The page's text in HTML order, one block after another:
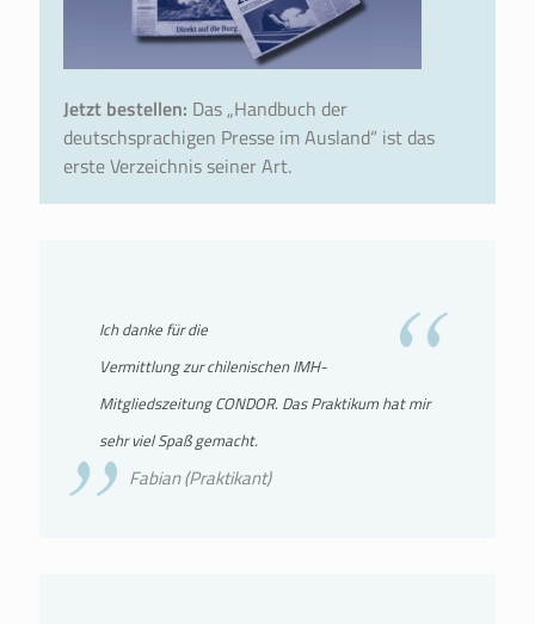
Jetzt bestellen: Das „Handbuch der
deutschsprachigen Presse im Ausland“ ist das
erste Verzeichnis seiner Art.
Ich danke für die
Vermittlung zur chilenischen IMH-
Mitgliedszeitung CONDOR. Das Praktikum hat mir
sehr viel Spaß gemacht.
Fabian (Praktikant)